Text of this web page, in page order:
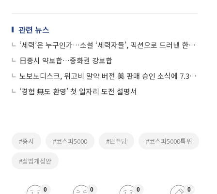
관련 뉴스
‘세력’은 누구인가…소설 ‘세력자들’, 픽션으로 드러낸 한국 증시의 민낯
日증시 약보합…중화권 강보합
노보노디스크, 위고비 알약 버전 美 판매 승인 소식에 7.3%↑
‘경험 無도 환영’ 첫 일자리 도전 설명서
#증시 #코스피5000 #민주당 #코스피5000특위
#상법개정안
0 0 0 0